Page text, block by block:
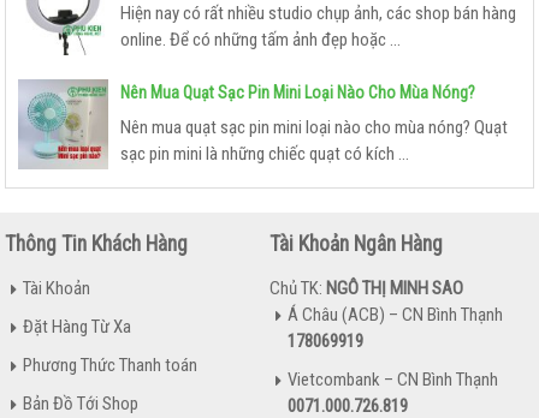
BOX ANDROID TIVI
PHỤ
KIỆN
KHÁC
Hiện nay có rất nhiều studio chụp ảnh, các shop bán hàng
online. Để có những tấm ảnh đẹp hoặc ...
Nên Mua Quạt Sạc Pin Mini Loại Nào Cho Mùa Nóng?
Nên mua quạt sạc pin mini loại nào cho mùa nóng? Quạt
sạc pin mini là những chiếc quạt có kích ...
Thông Tin Khách Hàng
Tài Khoản
Đặt Hàng Từ Xa
Phương Thức Thanh toán
Bản Đồ Tới Shop
Tài Khoản Ngân Hàng
Chủ TK: NGÔ THỊ MINH SAO
Á Châu (ACB) – CN Bình Thạnh
178069919
Vietcombank – CN Bình Thạnh
0071.000.726.819